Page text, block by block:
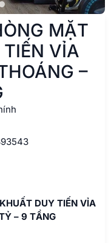
MẶT
VỈA
–
DUY TIẾN VỈA
– 9 TẦNG